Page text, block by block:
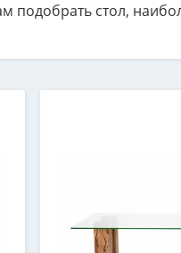
подобрать стол,